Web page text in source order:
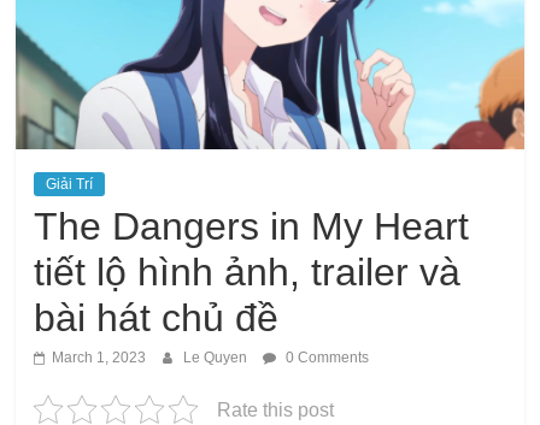
Giải Trí
The Dangers in My Heart
tiết lộ hình ảnh, trailer và
bài hát chủ đề
March 1, 2023 Le Quyen 0 Comments
Rate this post